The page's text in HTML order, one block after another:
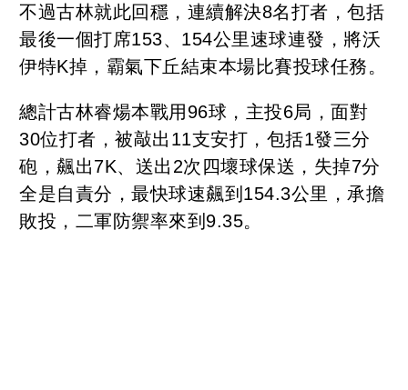
不過古林就此回穩，連續解決8名打者，包括
最後一個打席153、154公里速球連發，將沃
伊特K掉，霸氣下丘結束本場比賽投球任務。
總計古林睿煬本戰用96球，主投6局，面對
30位打者，被敲出11支安打，包括1發三分
砲，飆出7K、送出2次四壞球保送，失掉7分
全是自責分，最快球速飆到154.3公里，承擔
敗投，二軍防禦率來到9.35。